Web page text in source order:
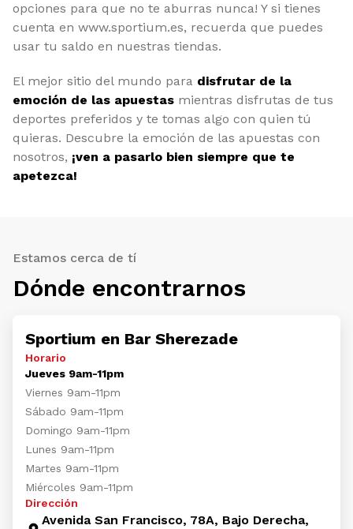
opciones para que no te aburras nunca! Y si tienes
cuenta en www.sportium.es, recuerda que puedes
usar tu saldo en nuestras tiendas.
El mejor sitio del mundo para disfrutar de la
emoción de las apuestas mientras disfrutas de tus
deportes preferidos y te tomas algo con quien tú
quieras. Descubre la emoción de las apuestas con
nosotros, ¡ven a pasarlo bien siempre que te
apetezca!
Estamos cerca de tí
Dónde encontrarnos
Sportium en Bar Sherezade
Horario
Jueves 9am-11pm
Viernes 9am-11pm
Sábado 9am-11pm
Domingo 9am-11pm
Lunes 9am-11pm
Martes 9am-11pm
Miércoles 9am-11pm
Dirección
Avenida San Francisco, 78A, Bajo Derecha,